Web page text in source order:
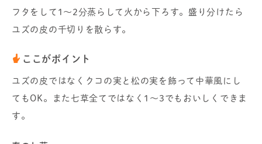
フタをして1～2分蒸らして火から下ろす。盛り分けたら
ユズの皮の千切りを散らす。
ここがポイント
ユズの皮ではなくクコの実と松の実を飾って中華風にし
てもOK。また七草全てではなく1～3でもおいしくできま
す。